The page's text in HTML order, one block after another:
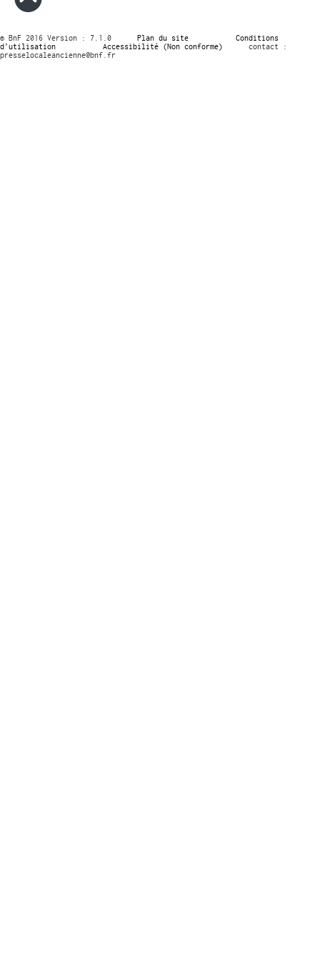
© BnF 2016 Version : 7.1.0 Plan du site
Conditions
d’utilisation
Accessibilité (Non conforme)
contact :
presselocaleancienne@bnf.fr